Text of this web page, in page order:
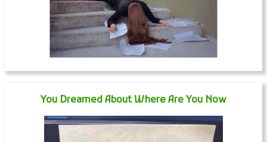
You Dreamed About Where Are You Now